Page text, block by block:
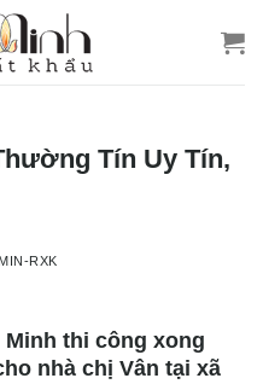
Tín Uy Tín,
RXK
thi công xong
nhà chị Vân tại xã